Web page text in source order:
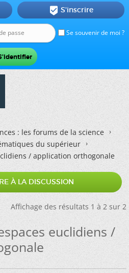
Se souvenir de moi ?
 S'inscrire
: les forums de la science
du supérieur
/ application orthogonale
À LA DISCUSSION
Affichage des résultats 1 à 2 sur 2
euclidiens /